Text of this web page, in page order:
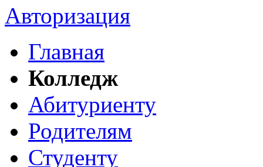
Авторизация
Главная
Колледж
Абитуриенту
Родителям
Студенту